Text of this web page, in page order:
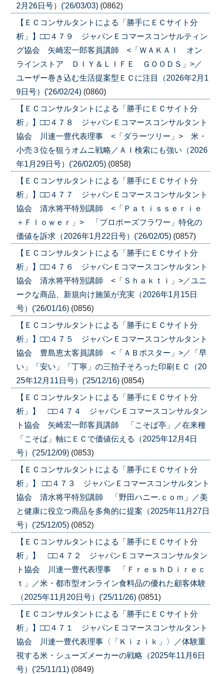
2月26日号）('26/03/03) (0862)
【ＥＣコンサルタントによる「勝手にＥＣサイト分
析」】□□４７９ ジャパンＥコマースコンサルティン
グ協会 矢崎宏一郎客員講師 <「ＷＡＫＡＩ オン
ラインストア ＤＩＹ＆ＬＩＦＥ ＧＯＯＤＳ」>／
ユーザー巻き込む生活提案型ＥＣに注目（2026年2月1
9日号）('26/02/24) (0860)
【ＥＣコンサルタントによる「勝手にＥＣサイト分
析」】□□４７８ ジャパンＥコマースコンサルタント
協会 川連一豊代表理事 <「ダラーツリー」> 米・
小売３位を狙うオムニ戦略／ＡＩ検索にも強い（2026
年1月29日号）('26/02/05) (0858)
【ＥＣコンサルタントによる「勝手にＥＣサイト分
析」】□□４７７ ジャパンＥコマースコンサルタント
協会 清水将平特別講師 <「Ｐａｔｉｓｓｅｒｉｅ
＋Ｆｌｏｗｅｒ」> 「プロポーズフラワー」特化の
価値を訴求（2026年1月22日号）('26/02/05) (0857)
【ＥＣコンサルタントによる「勝手にＥＣサイト分
析」】□□４７６ ジャパンＥコマースコンサルタント
協会 清水将平特別講師 <「Ｓｈａｋｔｉ」>／ユニ
ークな商品、新規向け施策が充実（2026年1月15日
号）('26/01/16) (0856)
【ＥＣコンサルタントによる「勝手にＥＣサイト分
析」】□□４７５ ジャパンＥコマースコンサルタント
協会 豊島恵太客員講師 <「ＡＢポスター」>／「早
い」「安い」「丁寧」の三拍子そろった印刷ＥＣ（20
25年12月11日号）('25/12/16) (0854)
【ＥＣコンサルタントによる「勝手にＥＣサイト分
析」】 □□４７４ ジャパンＥコマースコンサルタン
ト協会 矢崎宏一郎客員講師 「こそば亭」／在来種
「こそば」軸にＥＣで価値伝える（2025年12月4日
号）('25/12/09) (0853)
【ＥＣコンサルタントによる「勝手にＥＣサイト分
析」】 □□４７３ ジャパンＥコマースコンサルタント
協会 清水将平特別講師 「野田ハニー.ｃｏｍ」／美
と健康に役立つ商品を多角的に提案（2025年11月27日
号）('25/12/05) (0852)
【ＥＣコンサルタントによる「勝手にＥＣサイト分
析」】 □□４７２ ジャパンＥコマースコンサルタン
ト協会 川連一豊代表理事 「ＦｒｅｓｈＤｉｒｅｃ
ｔ」／米・都市型オンライン食料品の優れた顧客体験
（2025年11月20日号）('25/11/26) (0851)
【ＥＣコンサルタントによる「勝手にＥＣサイト分
析」】□□４７１ ジャパンＥコマースコンサルタント
協会 川連一豊代表理事〈「Ｋｉｚｉｋ」〉／体験重
視する米・シューズメーカーの戦略（2025年11月6日
号）('25/11/11) (0849)